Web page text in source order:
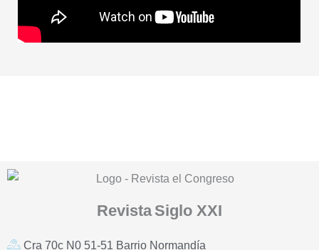
Revista Siglo XXI
Cra 70c N0 51-51 Barrio Normandía